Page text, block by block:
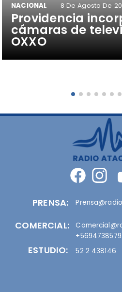
Providencia
cámaras de
OXXO
NACIONAL 8 De Agosto De
PRENSA:
COMERCIAL:
ESTUDIO: 52 2 438146